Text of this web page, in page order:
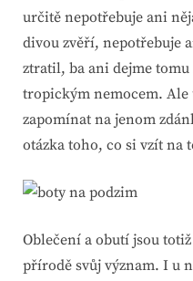
určitě nepotřebuje ani
divou zvěří, nepotřebuje
ztratil, ba ani dejme
tropickým nemocem. Ale
zapomínat na jenom
otázka toho, co si vzít na
Oblečení a obutí jsou
přírodě svůj význam. I u